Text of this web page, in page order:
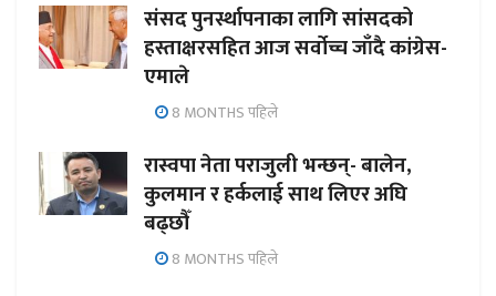
संसद पुनर्स्थापनाका लागि सांसदको
हस्ताक्षरसहित आज सर्वोच्च जाँदै कांग्रेस-
एमाले
8 MONTHS पहिले
रास्वपा नेता पराजुली भन्छन्- बालेन,
कुलमान र हर्कलाई साथ लिएर अघि
बढ्छौँ
8 MONTHS पहिले